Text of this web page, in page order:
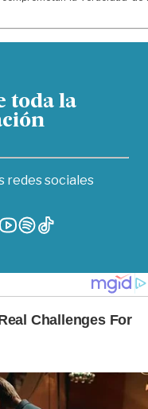
toda la
redes sociales